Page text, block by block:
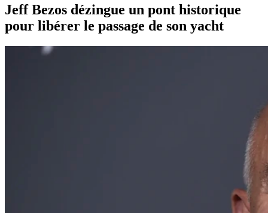
Jeff Bezos dézingue un pont historique
pour libérer le passage de son yacht